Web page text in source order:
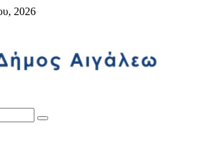
2026